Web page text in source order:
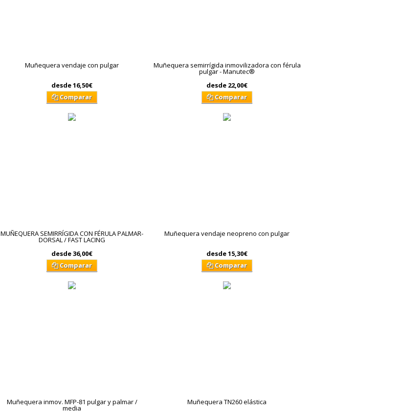
Muñequera vendaje con pulgar
desde16,50€
Comparar
MUÑEQUERA SEMIRRÍGIDA CON FÉRULA PALMAR-
DORSAL / FAST LACING
desde36,00€
Comparar
Muñequera inmov. MFP-81 pulgar y palmar /
media
Muñequera semirrígida inmovilizadora con férula
pulgar - Manutec®
desde 22,00€
Comparar
Muñequera vendaje neopreno con pulgar
desde15,30€
Comparar
Muñequera TN260 elástica